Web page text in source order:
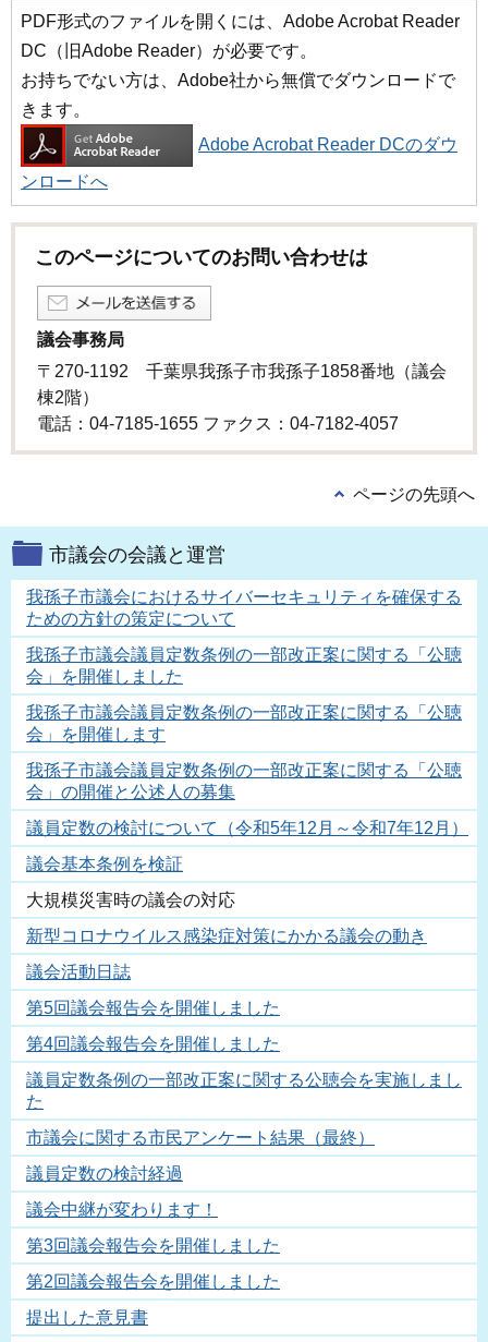
PDF形式のファイルを開くには、Adobe Acrobat Reader
DC（旧Adobe Reader）が必要です。
お持ちでない方は、Adobe社から無償でダウンロードで
きます。
Adobe Acrobat Reader DCのダウ
ンロードへ
このページについてのお問い合わせは
議会事務局
〒270-1192 千葉県我孫子市我孫子1858番地（議会
棟2階）
電話：04-7185-1655 ファクス：04-7182-4057
ページの先頭へ
市議会の会議と運営
我孫子市議会におけるサイバーセキュリティを確保する
ための方針の策定について
我孫子市議会議員定数条例の一部改正案に関する「公聴
会」を開催しました
我孫子市議会議員定数条例の一部改正案に関する「公聴
会」を開催します
我孫子市議会議員定数条例の一部改正案に関する「公聴
会」の開催と公述人の募集
議員定数の検討について（令和5年12月～令和7年12月）
議会基本条例を検証
大規模災害時の議会の対応
新型コロナウイルス感染症対策にかかる議会の動き
議会活動日誌
第5回議会報告会を開催しました
第4回議会報告会を開催しました
議員定数条例の一部改正案に関する公聴会を実施しまし
た
市議会に関する市民アンケート結果（最終）
議員定数の検討経過
議会中継が変わります！
第3回議会報告会を開催しました
第2回議会報告会を開催しました
提出した意見書